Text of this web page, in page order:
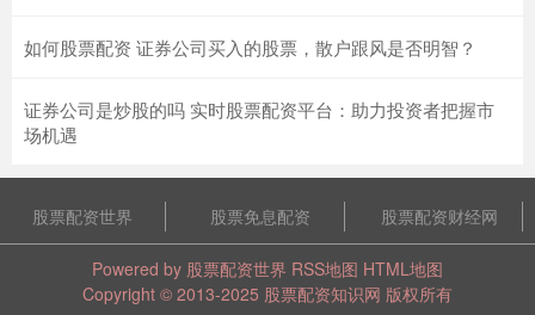
如何股票配资 证券公司买入的股票，散户跟风是否明智？
证券公司是炒股的吗 实时股票配资平台：助力投资者把握市
场机遇
股票配资世界 股票免息配资 股票配资财经网
Powered by 股票配资世界 RSS地图 HTML地图
Copyright © 2013-2025 股票配资知识网 版权所有